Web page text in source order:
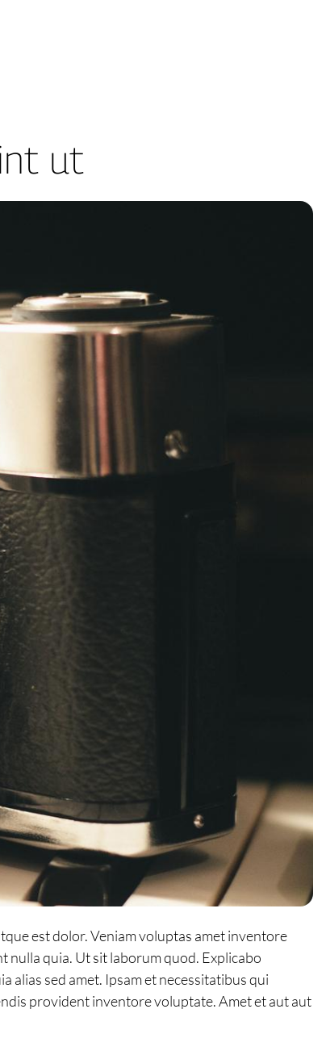
ut
est dolor. Veniam voluptas amet inventore
nulla quia. Ut sit laborum quod. Explicabo
alias sed amet. Ipsam et necessitatibus qui
provident inventore voluptate. Amet et aut aut